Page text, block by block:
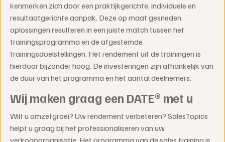
kenmerken zich door een praktijkgerichte, individuele en
resultaatgerichte aanpak. Deze op maat gesneden
oplossingen resulteren in een juiste match tussen het
trainingsprogramma en de afgestemde
trainingsdoelstellingen. Het rendement uit de trainingen is
hierdoor bijzonder hoog. De investeringen zijn afhankelijk van
de duur van het programma en het aantal deelnemers.
Wij maken graag een DATE® met u
Wilt u omzetgroei? Uw rendement verbeteren? SalesTopics
helpt u graag bij het professionaliseren van uw